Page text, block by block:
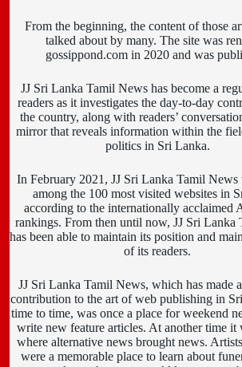
From the beginning, the content of those
talked about by many. The site was
gossippond.com in 2020 and was
JJ Sri Lanka Tamil News has become a
readers as it investigates the day-to-day
the country, along with readers’
mirror that reveals information within the
politics in Sri Lanka.
In February 2021, JJ Sri Lanka Tamil News
among the 100 most visited websites in
according to the internationally acclaimed
rankings. From then until now, JJ Sri Lanka
has been able to maintain its position and
of its readers.
JJ Sri Lanka Tamil News, which has made
contribution to the art of web publishing in
time to time, was once a place for weekend
write new feature articles. At another time it
where alternative news brought news.
were a memorable place to learn about